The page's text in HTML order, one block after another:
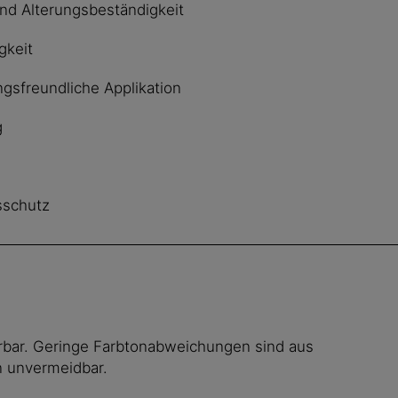
Alterungsbeständigkeit
Applikation
Geringe Farbtonabweichungen sind aus